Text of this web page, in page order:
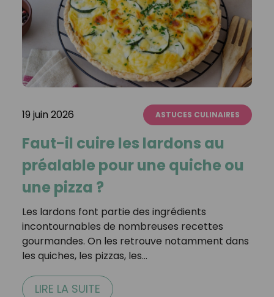
19 juin 2026 ASTUCES CULINAIRES
Faut-il cuire les lardons au
préalable pour une quiche ou
une pizza ?
Les lardons font partie des ingrédients
incontournables de nombreuses recettes
gourmandes. On les retrouve notamment dans
les quiches, les pizzas, les…
LIRE LA SUITE